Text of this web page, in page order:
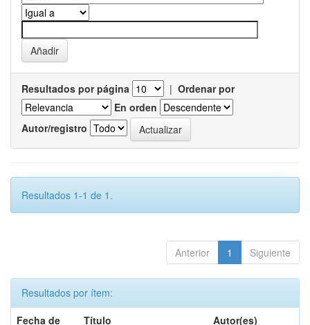
Resultados por página | Ordenar por
En orden
Autor/registro
Resultados 1-1 de 1.
Anterior 1 Siguiente
Resultados por ítem:
Fecha de
Título Autor(es)